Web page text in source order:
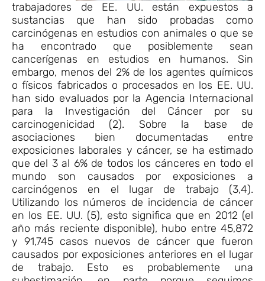
trabajadores de EE. UU. están expuestos a
sustancias que han sido probadas como
carcinógenas en estudios con animales o que se
ha encontrado que posiblemente sean
cancerígenas en estudios en humanos. Sin
embargo, menos del 2% de los agentes químicos
o físicos fabricados o procesados ​​en los EE. UU.
han sido evaluados por la Agencia Internacional
para la Investigación del Cáncer por su
carcinogenicidad (2). Sobre la base de
asociaciones bien documentadas entre
exposiciones laborales y cáncer, se ha estimado
que del 3 al 6% de todos los cánceres en todo el
mundo son causados ​​por exposiciones a
carcinógenos en el lugar de trabajo (3,4).
Utilizando los números de incidencia de cáncer
en los EE. UU. (5), esto significa que en 2012 (el
año más reciente disponible), hubo entre 45,872
y 91,745 casos nuevos de cáncer que fueron
causados ​​por exposiciones anteriores en el lugar
de trabajo. Esto es probablemente una